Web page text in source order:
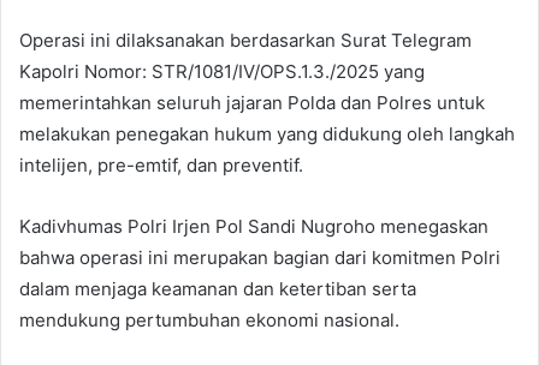
Operasi ini dilaksanakan berdasarkan Surat Telegram
Kapolri Nomor: STR/1081/IV/OPS.1.3./2025 yang
memerintahkan seluruh jajaran Polda dan Polres untuk
melakukan penegakan hukum yang didukung oleh langkah
intelijen, pre-emtif, dan preventif.
Kadivhumas Polri Irjen Pol Sandi Nugroho menegaskan
bahwa operasi ini merupakan bagian dari komitmen Polri
dalam menjaga keamanan dan ketertiban serta
mendukung pertumbuhan ekonomi nasional.